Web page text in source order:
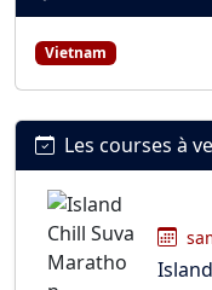
Vietnam
Les courses à